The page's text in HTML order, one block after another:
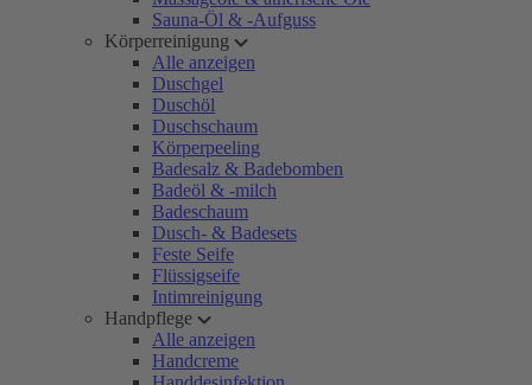
Sauna-Öl & -Aufguss
Körperreinigung
Alle anzeigen
Duschgel
Duschöl
Duschschaum
Körperpeeling
Badesalz & Badebomben
Badeöl & -milch
Badeschaum
Dusch- & Badesets
Feste Seife
Flüssigseife
Intimreinigung
Handpflege
Alle anzeigen
Handcreme